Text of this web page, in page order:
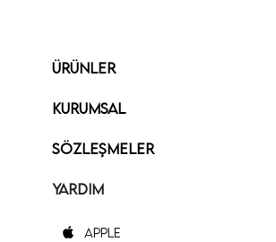
ÜRÜNLER
KURUMSAL
SÖZLEŞMELER
YARDIM
Apple